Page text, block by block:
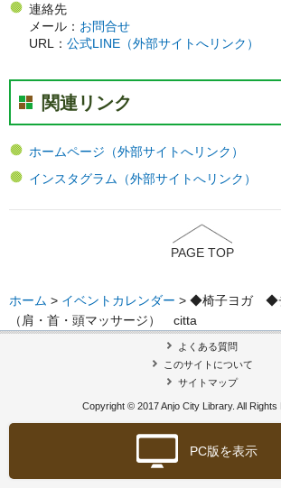
連絡先
メール： お問合せ
URL： 公式LINE（外部サイトへリンク）
関連リンク
ホームページ（外部サイトへリンク）
インスタグラム（外部サイトへリンク）
PAGE TOP
ホーム > イベントカレンダー > ◆椅子ヨガ ◆
（肩・首・頭マッサージ） citta
よくある質問
このサイトについて
サイトマップ
Copyright © 2017 Anjo City Library. All Rights
PC版を表示